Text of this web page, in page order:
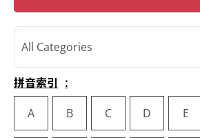
All Categories
拼音索引
A
B C D E